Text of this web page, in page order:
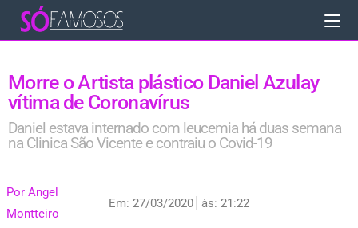
Morre o Artista plástico Daniel Azulay
vítima de Coronavírus
Daniel estava internado com leucemia há duas semana
na Clinica São Vicente e contraiu o Covid-19
Por Angel
Montteiro
Em: 27/03/2020 às: 21:22